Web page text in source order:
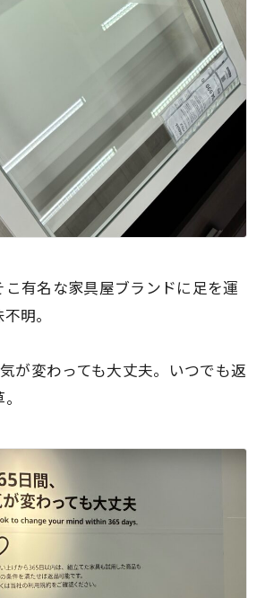
こ有名な家具屋ブランドに足を運
明。
が変わっても大丈夫。いつでも返